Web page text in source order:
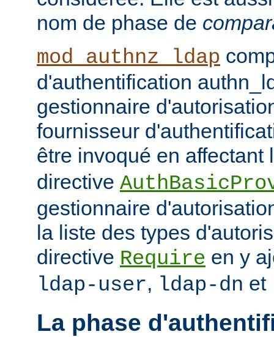
nom de phase de
mod_authnz_ldap
d'authentification
gestionnaire
fournisseur
être invoqué en
directive
gestionnaire
la liste des types
directive Require en y
ldap-user, ldap-dn et
La phase